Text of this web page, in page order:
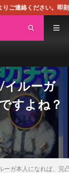
即刻対処させて頂き
イルーガ
すよね？
ーガ本人になれば、完